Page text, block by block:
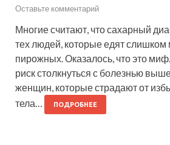
Оставьте комментарий
Многие считают, что сахарный
тех людей, которые едят слишком
пирожных. Оказалось, что это
риск столкнуться с болезнью
женщин, которые страдают от
тела…
ПОДРОБНЕЕ